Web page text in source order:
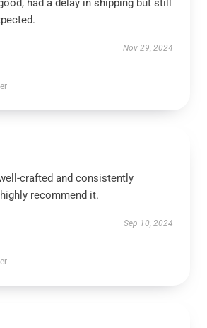
had a delay in shipping but still
Nov 29, 2024
crafted and consistently
recommend it.
Sep 10, 2024